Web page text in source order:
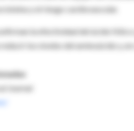
y el riesgo cardiovascular.
la efectividad del ácido
reducir los niveles del aminoácido y,
Journal